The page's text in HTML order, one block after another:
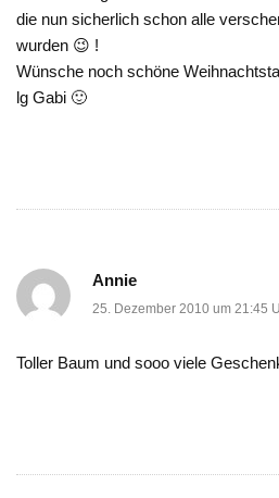
die nun sicherlich schon alle
wurden 😉 !
Wünsche noch schöne
lg Gabi 🙂
Annie
25. Dezember 2010 um 21:45
Toller Baum und sooo viele